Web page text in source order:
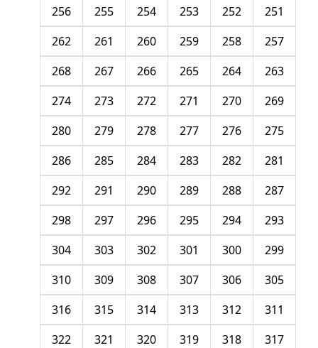
251
252
253
254
255
256
257
258
259
260
261
262
263
264
265
266
267
268
269
270
271
272
273
274
275
276
277
278
279
280
281
282
283
284
285
286
287
288
289
290
291
292
293
294
295
296
297
298
299
300
301
302
303
304
305
306
307
308
309
310
311
312
313
314
315
316
317
318
319
320
321
322